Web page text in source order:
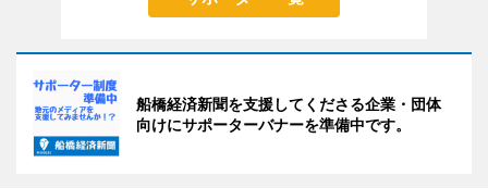
船橋経済新聞を支援してくださる企業・団体
向けにサポーターバナーを準備中です。